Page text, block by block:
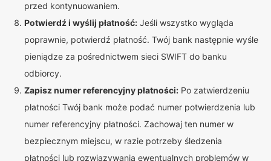
przed kontynuowaniem.
Potwierdź i wyślij płatność: Jeśli wszystko wygląda
poprawnie, potwierdź płatność. Twój bank następnie wyśle
pieniądze za pośrednictwem sieci SWIFT do banku
odbiorcy.
Zapisz numer referencyjny płatności: Po zatwierdzeniu
płatności Twój bank może podać numer potwierdzenia lub
numer referencyjny płatności. Zachowaj ten numer w
bezpiecznym miejscu, w razie potrzeby śledzenia
płatności lub rozwiązywania ewentualnych problemów w